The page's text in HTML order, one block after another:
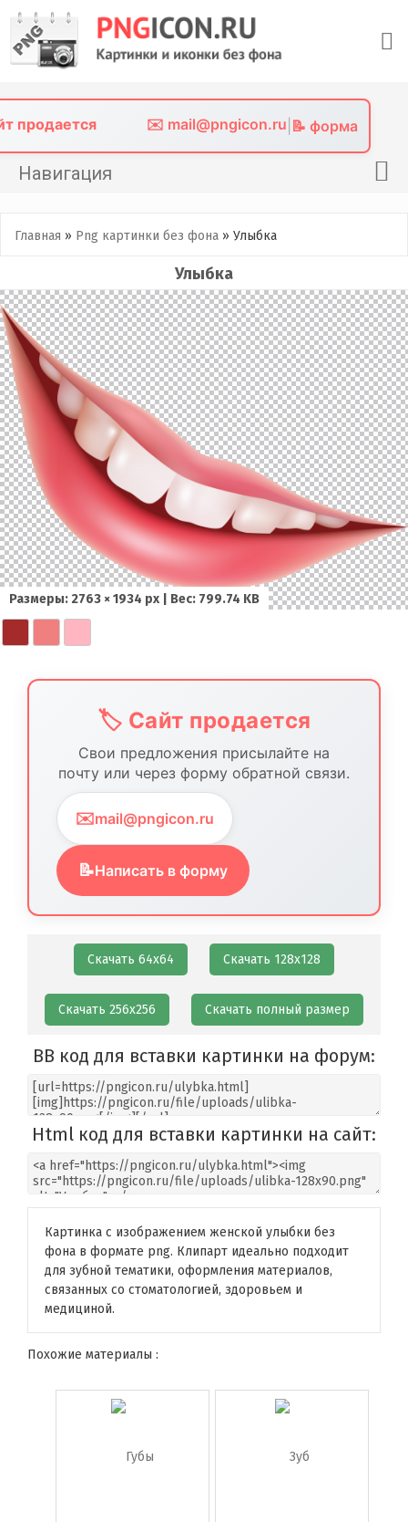
content
продается ✉️ mail@pngicon.ru 📝 форма
Навигация
Png иконки
Фото без фона
Контакты
Главная » Png картинки без фона » Улыбка
Улыбка
Размеры: 2763 × 1934 px | Вес: 799.74 KB
🏷️ Сайт продается
Свои предложения присылайте на
почту или через форму обратной связи.
✉️mail@pngicon.ru
📝Написать в форму
Скачать 64х64 Скачать 128х128
Скачать 256х256 Скачать полный размер
BB код для вставки картинки на форум:
Html код для вставки картинки на сайт:
Картинка с изображением женской улыбки без
фона в формате png. Клипарт идеально подходит
для зубной тематики, оформления материалов,
связанных со стоматологией, здоровьем и
медициной.
Похожие материалы :